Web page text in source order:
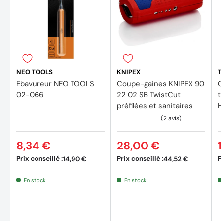
NEO TOOLS
Ebavureur NEO TOOLS
02-066
Prix conseillé :14,90 €
8,34 €
En stock
KNIPEX
Coupe-gaines KNIPEX 90
22 02 SB TwistCut
préfilées et sanitaires
Prix conseillé :44,52 €
28,00 €
En stock